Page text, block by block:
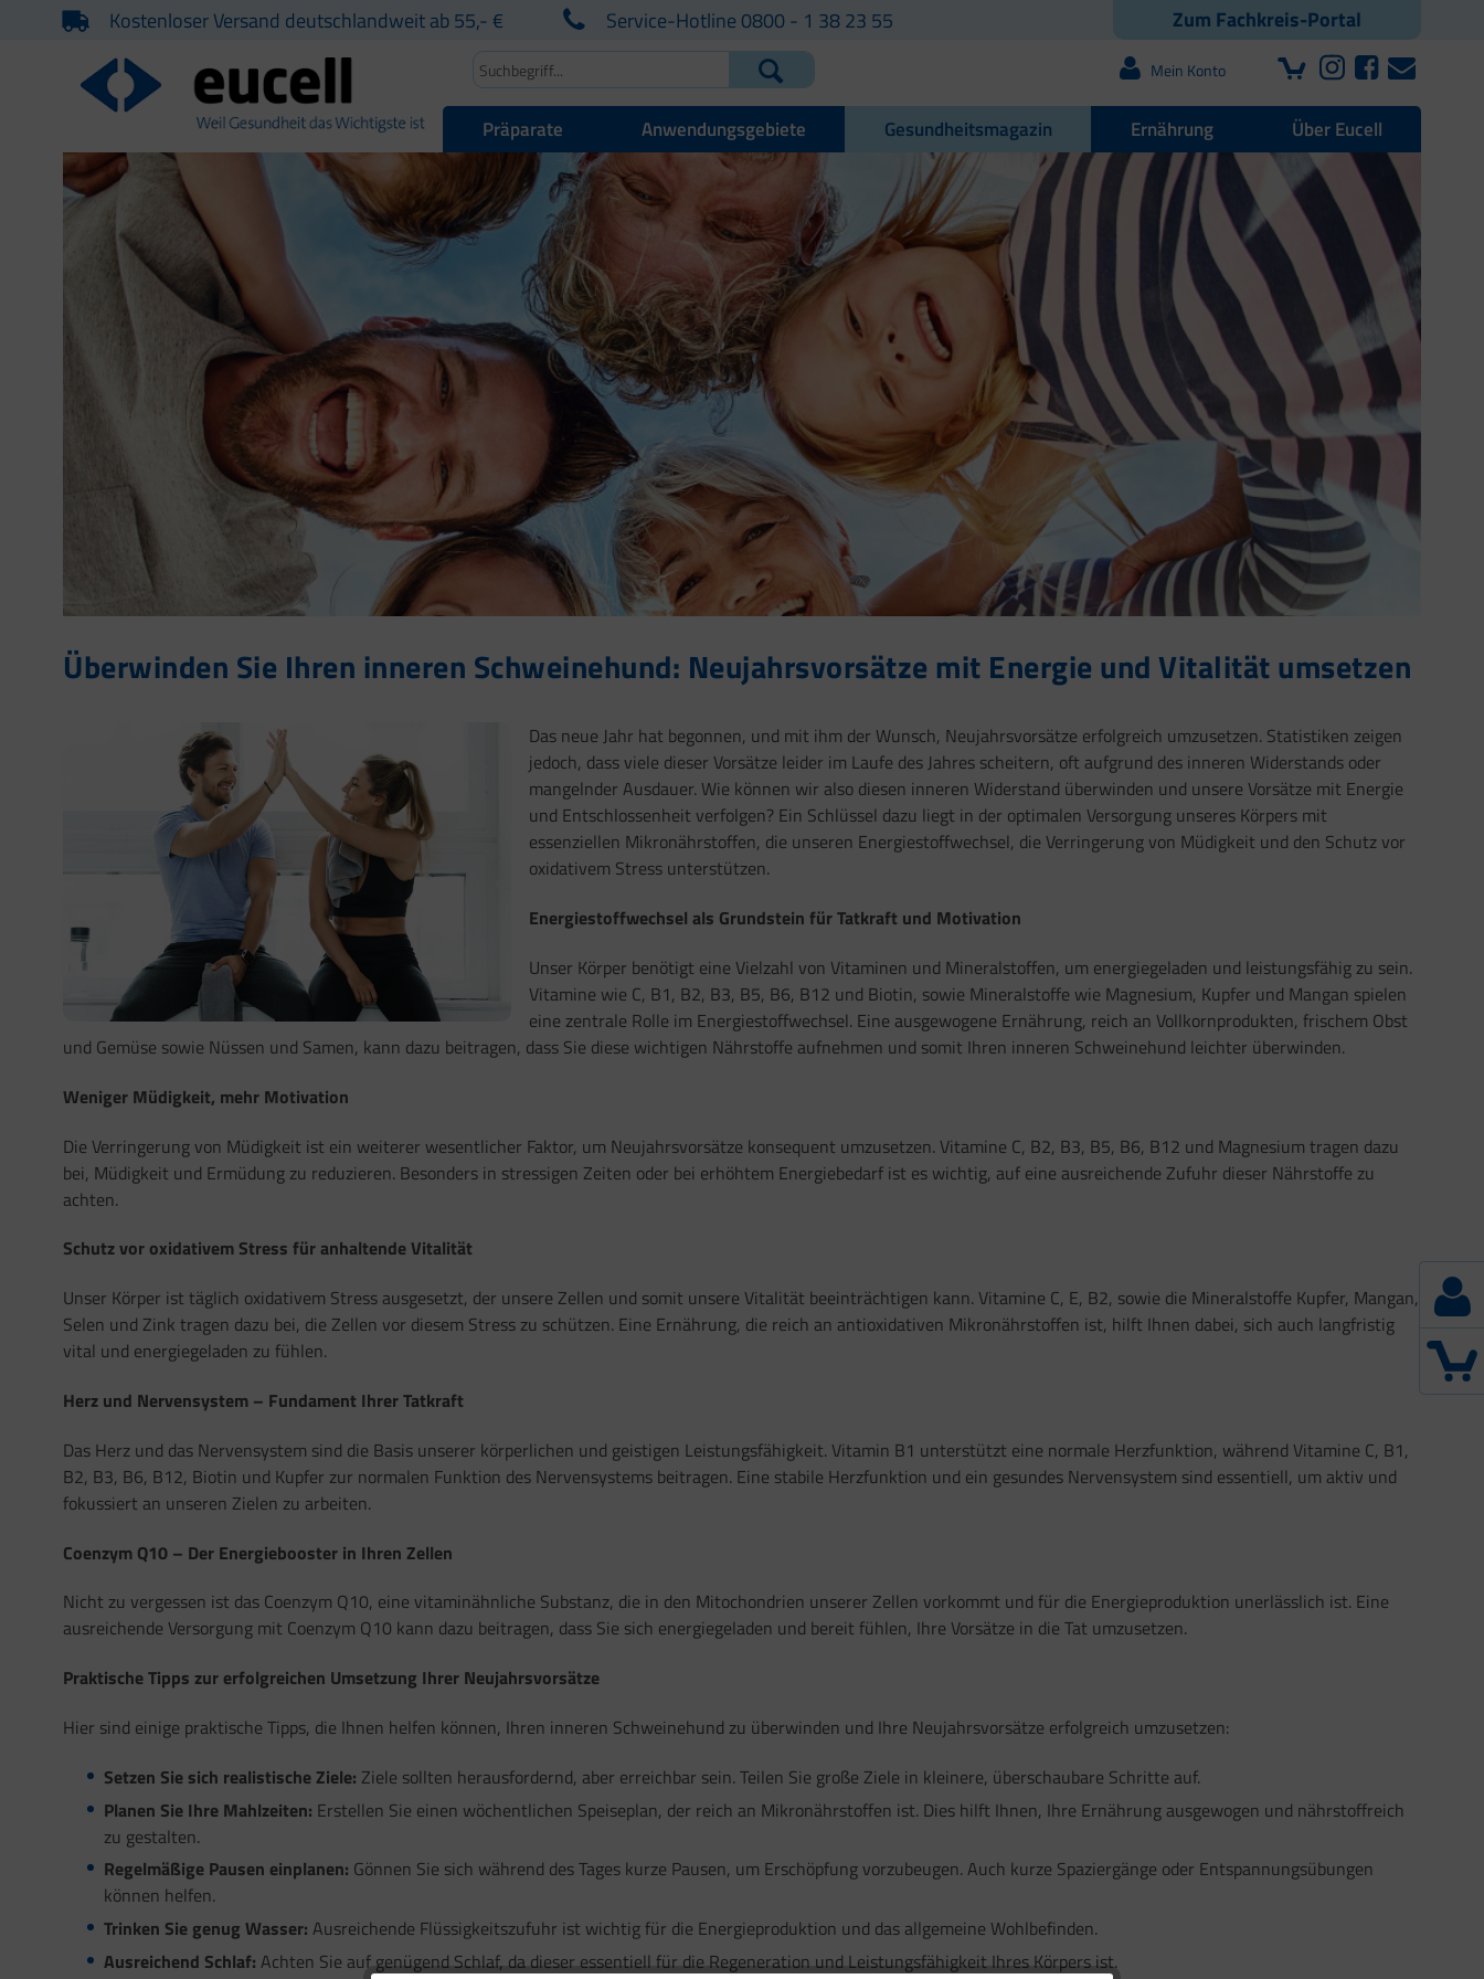
Zum Fachkreis-Portal
Kostenloser Versand deutschlandweit ab 55,- € Service-Hotline 0800 - 1 38 23 55
Mein Konto
Präparate Anwendungsgebiete Gesundheitsmagazin Ernährung Über Eucell
Überwinden Sie Ihren inneren Schweinehund: Neujahrsvorsätze mit Energie und Vitalität umsetzen
Das neue Jahr hat begonnen, und mit ihm der Wunsch, Neujahrsvorsätze erfolgreich umzusetzen. Statistiken zeigen
jedoch, dass viele dieser Vorsätze leider im Laufe des Jahres scheitern, oft aufgrund des inneren Widerstands oder
mangelnder Ausdauer. Wie können wir also diesen inneren Widerstand überwinden und unsere Vorsätze mit Energie
und Entschlossenheit verfolgen? Ein Schlüssel dazu liegt in der optimalen Versorgung unseres Körpers mit
essenziellen Mikronährstoffen, die unseren Energiestoffwechsel, die Verringerung von Müdigkeit und den Schutz vor
oxidativem Stress unterstützen.
Energiestoffwechsel als Grundstein für Tatkraft und Motivation
Unser Körper benötigt eine Vielzahl von Vitaminen und Mineralstoffen, um energiegeladen und leistungsfähig zu sein.
Vitamine wie C, B1, B2, B3, B5, B6, B12 und Biotin, sowie Mineralstoffe wie Magnesium, Kupfer und Mangan spielen
eine zentrale Rolle im Energiestoffwechsel. Eine ausgewogene Ernährung, reich an Vollkornprodukten, frischem Obst
und Gemüse sowie Nüssen und Samen, kann dazu beitragen, dass Sie diese wichtigen Nährstoffe aufnehmen und somit Ihren inneren Schweinehund leichter überwinden.
Weniger Müdigkeit, mehr Motivation
Die Verringerung von Müdigkeit ist ein weiterer wesentlicher Faktor, um Neujahrsvorsätze konsequent umzusetzen. Vitamine C, B2, B3, B5, B6, B12 und Magnesium tragen dazu
bei, Müdigkeit und Ermüdung zu reduzieren. Besonders in stressigen Zeiten oder bei erhöhtem Energiebedarf ist es wichtig, auf eine ausreichende Zufuhr dieser Nährstoffe zu
achten.
Schutz vor oxidativem Stress für anhaltende Vitalität
Unser Körper ist täglich oxidativem Stress ausgesetzt, der unsere Zellen und somit unsere Vitalität beeinträchtigen kann. Vitamine C, E, B2, sowie die Mineralstoffe Kupfer, Mangan,
Selen und Zink tragen dazu bei, die Zellen vor diesem Stress zu schützen. Eine Ernährung, die reich an antioxidativen Mikronährstoffen ist, hilft Ihnen dabei, sich auch langfristig
vital und energiegeladen zu fühlen.
Herz und Nervensystem – Fundament Ihrer Tatkraft
Das Herz und das Nervensystem sind die Basis unserer körperlichen und geistigen Leistungsfähigkeit. Vitamin B1 unterstützt eine normale Herzfunktion, während Vitamine C, B1,
B2, B3, B6, B12, Biotin und Kupfer zur normalen Funktion des Nervensystems beitragen. Eine stabile Herzfunktion und ein gesundes Nervensystem sind essentiell, um aktiv und
fokussiert an unseren Zielen zu arbeiten.
Coenzym Q10 – Der Energiebooster in Ihren Zellen
Nicht zu vergessen ist das Coenzym Q10, eine vitaminähnliche Substanz, die in den Mitochondrien unserer Zellen vorkommt und für die Energieproduktion unerlässlich ist. Eine
ausreichende Versorgung mit Coenzym Q10 kann dazu beitragen, dass Sie sich energiegeladen und bereit fühlen, Ihre Vorsätze in die Tat umzusetzen.
Praktische Tipps zur erfolgreichen Umsetzung Ihrer Neujahrsvorsätze
Hier sind einige praktische Tipps, die Ihnen helfen können, Ihren inneren Schweinehund zu überwinden und Ihre Neujahrsvorsätze erfolgreich umzusetzen:
Setzen Sie sich realistische Ziele: Ziele sollten herausfordernd, aber erreichbar sein. Teilen Sie große Ziele in kleinere, überschaubare Schritte auf.
Planen Sie Ihre Mahlzeiten: Erstellen Sie einen wöchentlichen Speiseplan, der reich an Mikronährstoffen ist. Dies hilft Ihnen, Ihre Ernährung ausgewogen und nährstoffreich
zu gestalten.
Regelmäßige Pausen einplanen: Gönnen Sie sich während des Tages kurze Pausen, um Erschöpfung vorzubeugen. Auch kurze Spaziergänge oder Entspannungsübungen
können helfen.
Trinken Sie genug Wasser: Ausreichende Flüssigkeitszufuhr ist wichtig für die Energieproduktion und das allgemeine Wohlbefinden.
Ausreichend Schlaf: Achten Sie auf genügend Schlaf, da dieser essentiell für die Regeneration und Leistungsfähigkeit Ihres Körpers ist.